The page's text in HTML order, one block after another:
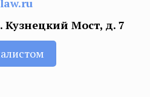
Кузнецкий Мост, д. 7